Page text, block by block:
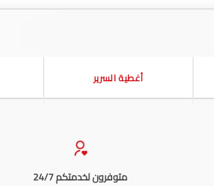
أغطية السرير
متوفرون لخدمتكم 24/7